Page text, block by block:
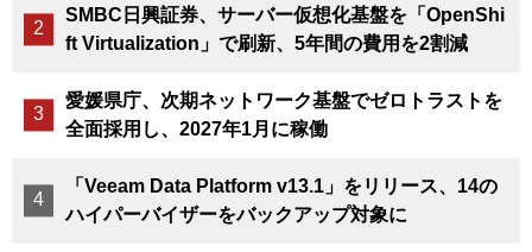
SMBC日興証券、サーバー仮想化基盤を「OpenShi
ft Virtualization」で刷新、5年間の費用を2割減
愛媛県庁、次期ネットワーク基盤でゼロトラストを
全面採用し、2027年1月に稼働
「Veeam Data Platform v13.1」をリリース、14の
ハイパーバイザーをバックアップ対象に